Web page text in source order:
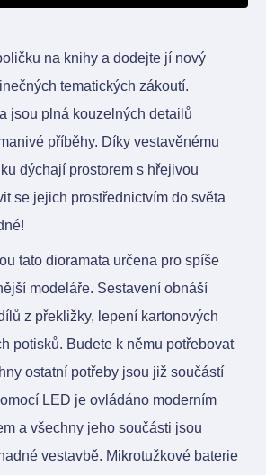
na knihy a dodejte jí nový
tematických zákoutí.
jsou plná kouzelných detailů
příběhy. Díky vestavěnému
dýchají prostorem s hřejivou
se jejich prostřednictvím do světa
tato dioramata určena pro spíše
modeláře. Sestavení obnáší
z překližky, lepení kartonových
potisků. Budete k němu potřebovat
ostatní potřeby jsou již součástí
LED je ovládáno moderním
a všechny jeho součásti jsou
vestavbě. Mikrotužkové baterie